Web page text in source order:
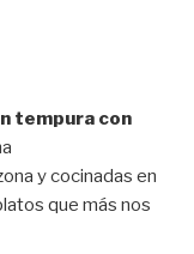
tempura con
y cocinadas en
que más nos